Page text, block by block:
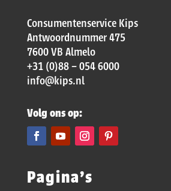
Consumentenservice Kips
Antwoordnummer 475
7600 VB Almelo
+31 (0)88 – 054 6000
info@kips.nl
Volg ons op:
Pagina’s